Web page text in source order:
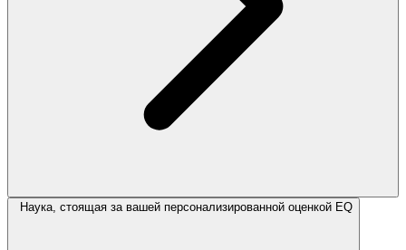
Наука, стоящая за вашей персонализированной оценкой EQ